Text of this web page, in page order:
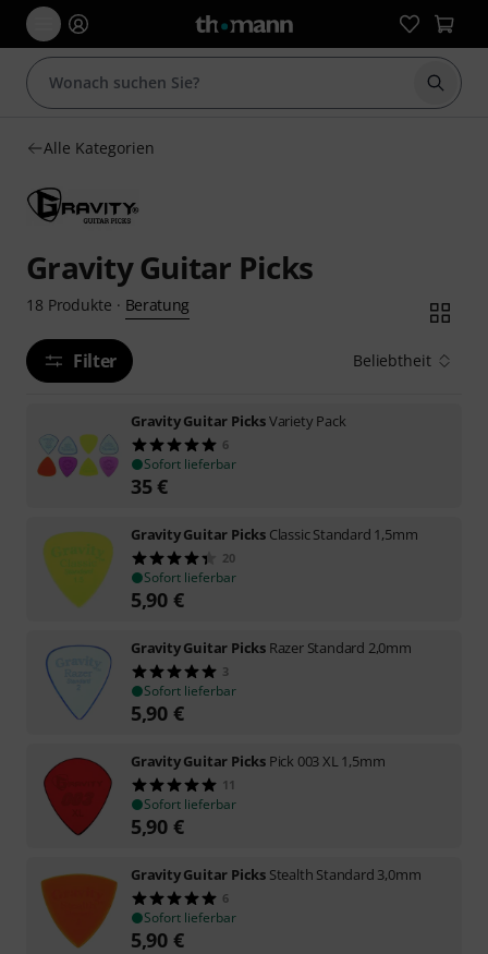
Suche
Alle Kategorien
Gravity Guitar Picks
18 Produkte · Beratung
Filter Beliebtheit
Gravity Guitar PicksVariety Pack
6
Sofort lieferbar
35€
Gravity Guitar Picks Classic Standard 1,5mm
20
Sofort lieferbar
5,90 €
Gravity Guitar Picks Razer Standard 2,0mm
3
Sofort lieferbar
5,90 €
Gravity Guitar Picks Pick 003 XL 1,5mm
11
Sofort lieferbar
5,90 €
Gravity Guitar Picks Stealth Standard 3,0mm
6
Sofort lieferbar
5,90 €